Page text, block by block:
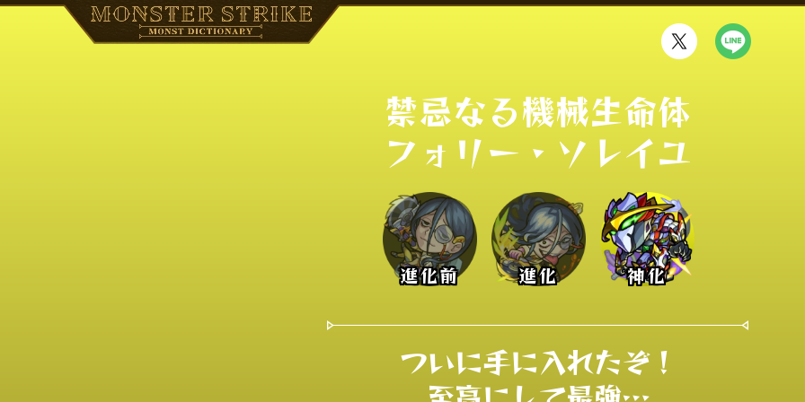
禁忌なる機械生命体
フォリー・ソレイユ
進化前 進化 神化
ついに手に入れたぞ！